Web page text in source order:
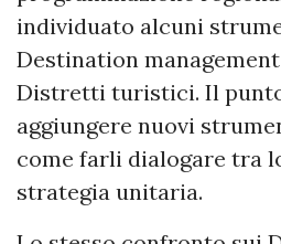
individuato alcuni
Destination
Distretti turistici. Il
aggiungere nuovi
come farli dialogare tra
strategia unitaria.